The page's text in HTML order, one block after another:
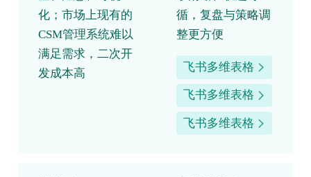
化；市场上现有的
CSM管理系统难以
满足需求，二次开
发成本高
循，复盘与策略调
整更方便
飞书多维表格
飞书多维表格
飞书多维表格